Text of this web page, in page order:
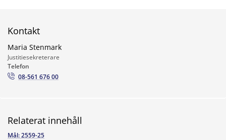
Kontakt
Maria Stenmark
Justitiesekreterare
Telefon
08-561 676 00
Relaterat innehåll
Mål: 2559-25